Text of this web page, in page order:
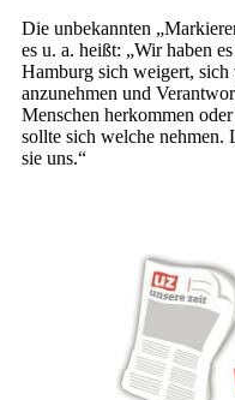
Die unbekannten
es u. a. heißt: „Wir haben
Hamburg sich weigert,
anzunehmen und
Menschen herkommen
sollte sich welche nehmen.
sie uns.“